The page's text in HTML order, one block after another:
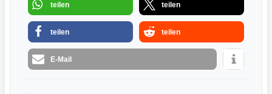
teilen teilen
teilen teilen
E-Mail